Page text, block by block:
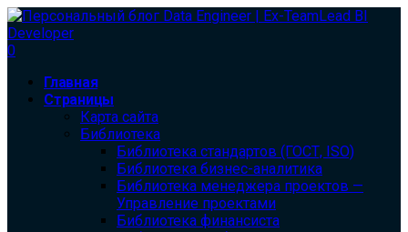
0
Главная
Страницы
Карта сайта
Библиотека
Библиотека cтандартов (ГОСТ, ISO)
Библиотека бизнес-аналитика
Библиотека менеджера проектов —
Управление проектами
Библиотека финансиста